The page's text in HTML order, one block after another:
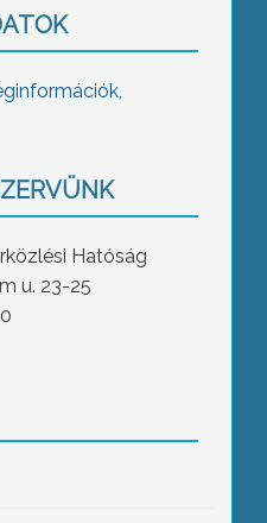
Hatóság
u. 23-25